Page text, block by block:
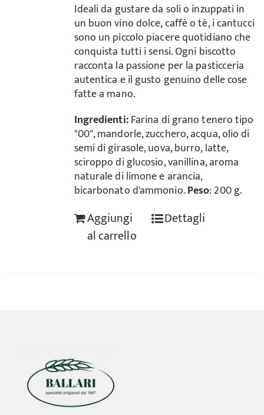
Ideali da gustare da soli o inzuppati in
un buon vino dolce, caffè o tè, i cantucci
sono un piccolo piacere quotidiano che
conquista tutti i sensi. Ogni biscotto
racconta la passione per la pasticceria
autentica e il gusto genuino delle cose
fatte a mano.
Ingredienti:Farina di grano tenero tipo
"00", mandorle, zucchero, acqua, olio di
semi di girasole, uova, burro, latte,
sciroppo di glucosio, vanillina, aroma
naturale di limone e arancia,
bicarbonato d'ammonio.Peso: 200 g.
Aggiungi
al carrello
Dettagli